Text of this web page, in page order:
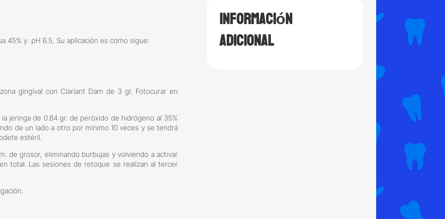
45% y pH 6.5, Su aplicación es como sigue:
gingival con Clariant Dam de 3 gr. Fotocurar en
jeringa de 0.84 gr. de peróxido de hidrógeno al 35%
de un lado a otro por mínimo 10 veces y se tendrá
estéril.
de grosor, eliminando burbujas y volviendo a activar
total. Las sesiones de retoque se realizan al tercer
Información
adicional